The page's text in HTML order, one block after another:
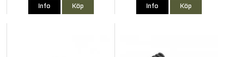
Info Köp Info Köp